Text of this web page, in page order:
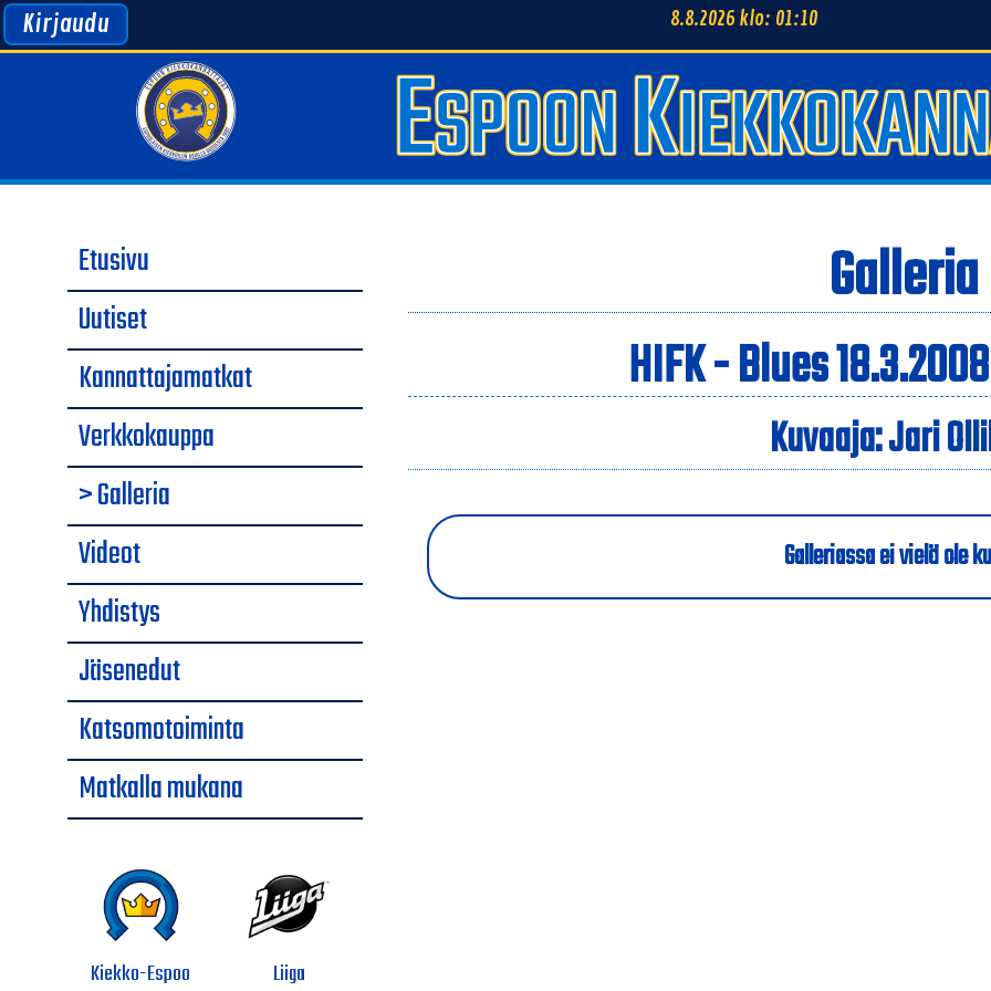
8.8.2026 klo: 01:10
Kirjaudu
Etusivu
Uutiset
Kannattajamatkat
Verkkokauppa
> Galleria
Videot
Yhdistys
Jäsenedut
Katsomotoiminta
Matkalla mukana
Kiekko-Espoo Liiga
Galleria
HIFK - Blues
Kuvaaja: Jari
Galleriassa ei vielä ole